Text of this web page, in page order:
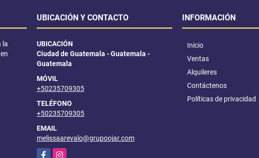
la
UBICACIÓN Y CONTACTO
UBICACIÓN
Ciudad de Guatemala - Guatemala -
Guatemala
MÓVIL
+50235709305
TELÉFONO
+50235709305
EMAIL
melissaarevalo@grupoojar.com
FacebookInstagram
INFORMACIÓN
Inicio
Ventas
Alquileres
Contáctenos
Políticas de privacidad